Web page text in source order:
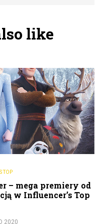
like
TOP
– mega premiery od
w Influencer’s Top
2020